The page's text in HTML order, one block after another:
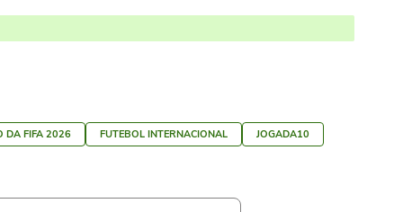
DA FIFA 2026 FUTEBOL INTERNACIONAL
JOGADA10